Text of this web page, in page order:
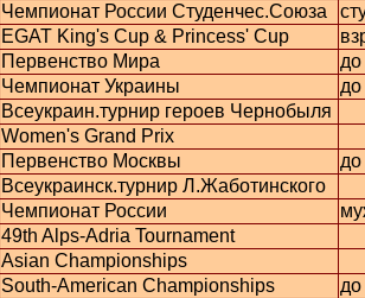
Чемпионат России Студенчес.Союза
EGAT King's Cup & Princess' Cup
Первенство Мира
Чемпионат Украины
Всеукраин.турнир героев Чернобыля
Women's Grand Prix
Первенство Москвы
Всеукраинск.турнир Л.Жаботинского
Чемпионат России
49th Alps-Adria Tournament
Asian Championships
South-American Championships
до